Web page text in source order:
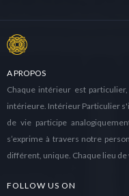
A PROPOS
Chaque intérieur est
intérieure. Intérieur Particulier
de vie participe
s’exprime à travers notre
différent, unique. Chaque lieu
FOLLOW US ON